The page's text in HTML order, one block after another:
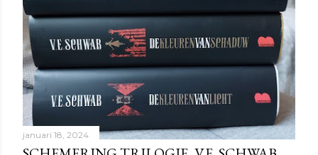
januari 18, 2024